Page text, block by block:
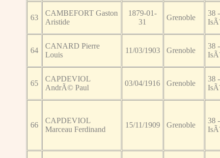
63
CAMBEFORT Gaston
Aristide
1879-01-
31
Grenoble
38 -
64
CANARD Pierre
Louis
11/03/1903 Grenoble
38 -
65
CAPDEVIOL
AndrÃ© Paul
03/04/1916 Grenoble
38 -
66
CAPDEVIOL
Marceau Ferdinand
15/11/1909 Grenoble
38 -